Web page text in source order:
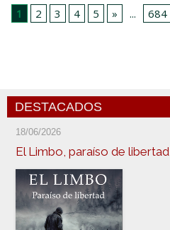
1
2 3 4 5 » ... 684
DESTACADOS
18/06/2026
El Limbo, paraíso de libertad